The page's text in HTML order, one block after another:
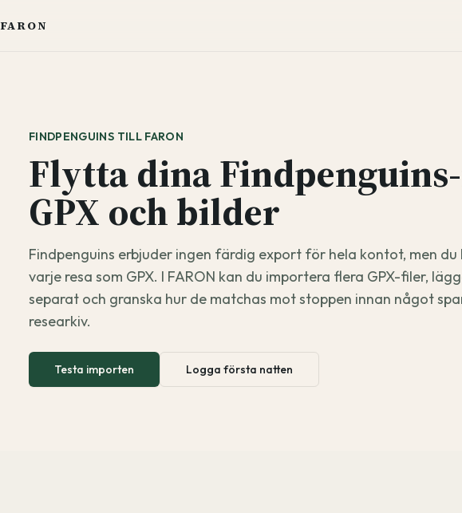
FARON
FINDPENGUINS TILL FARON
Flytta dina
GPX och bilder
Findpenguins erbjuder ingen färdig export för hela kontot, men
varje resa som GPX. I FARON kan du importera flera GPX-filer,
separat och granska hur de matchas mot stoppen innan något
researkiv.
Testa importen Logga första natten